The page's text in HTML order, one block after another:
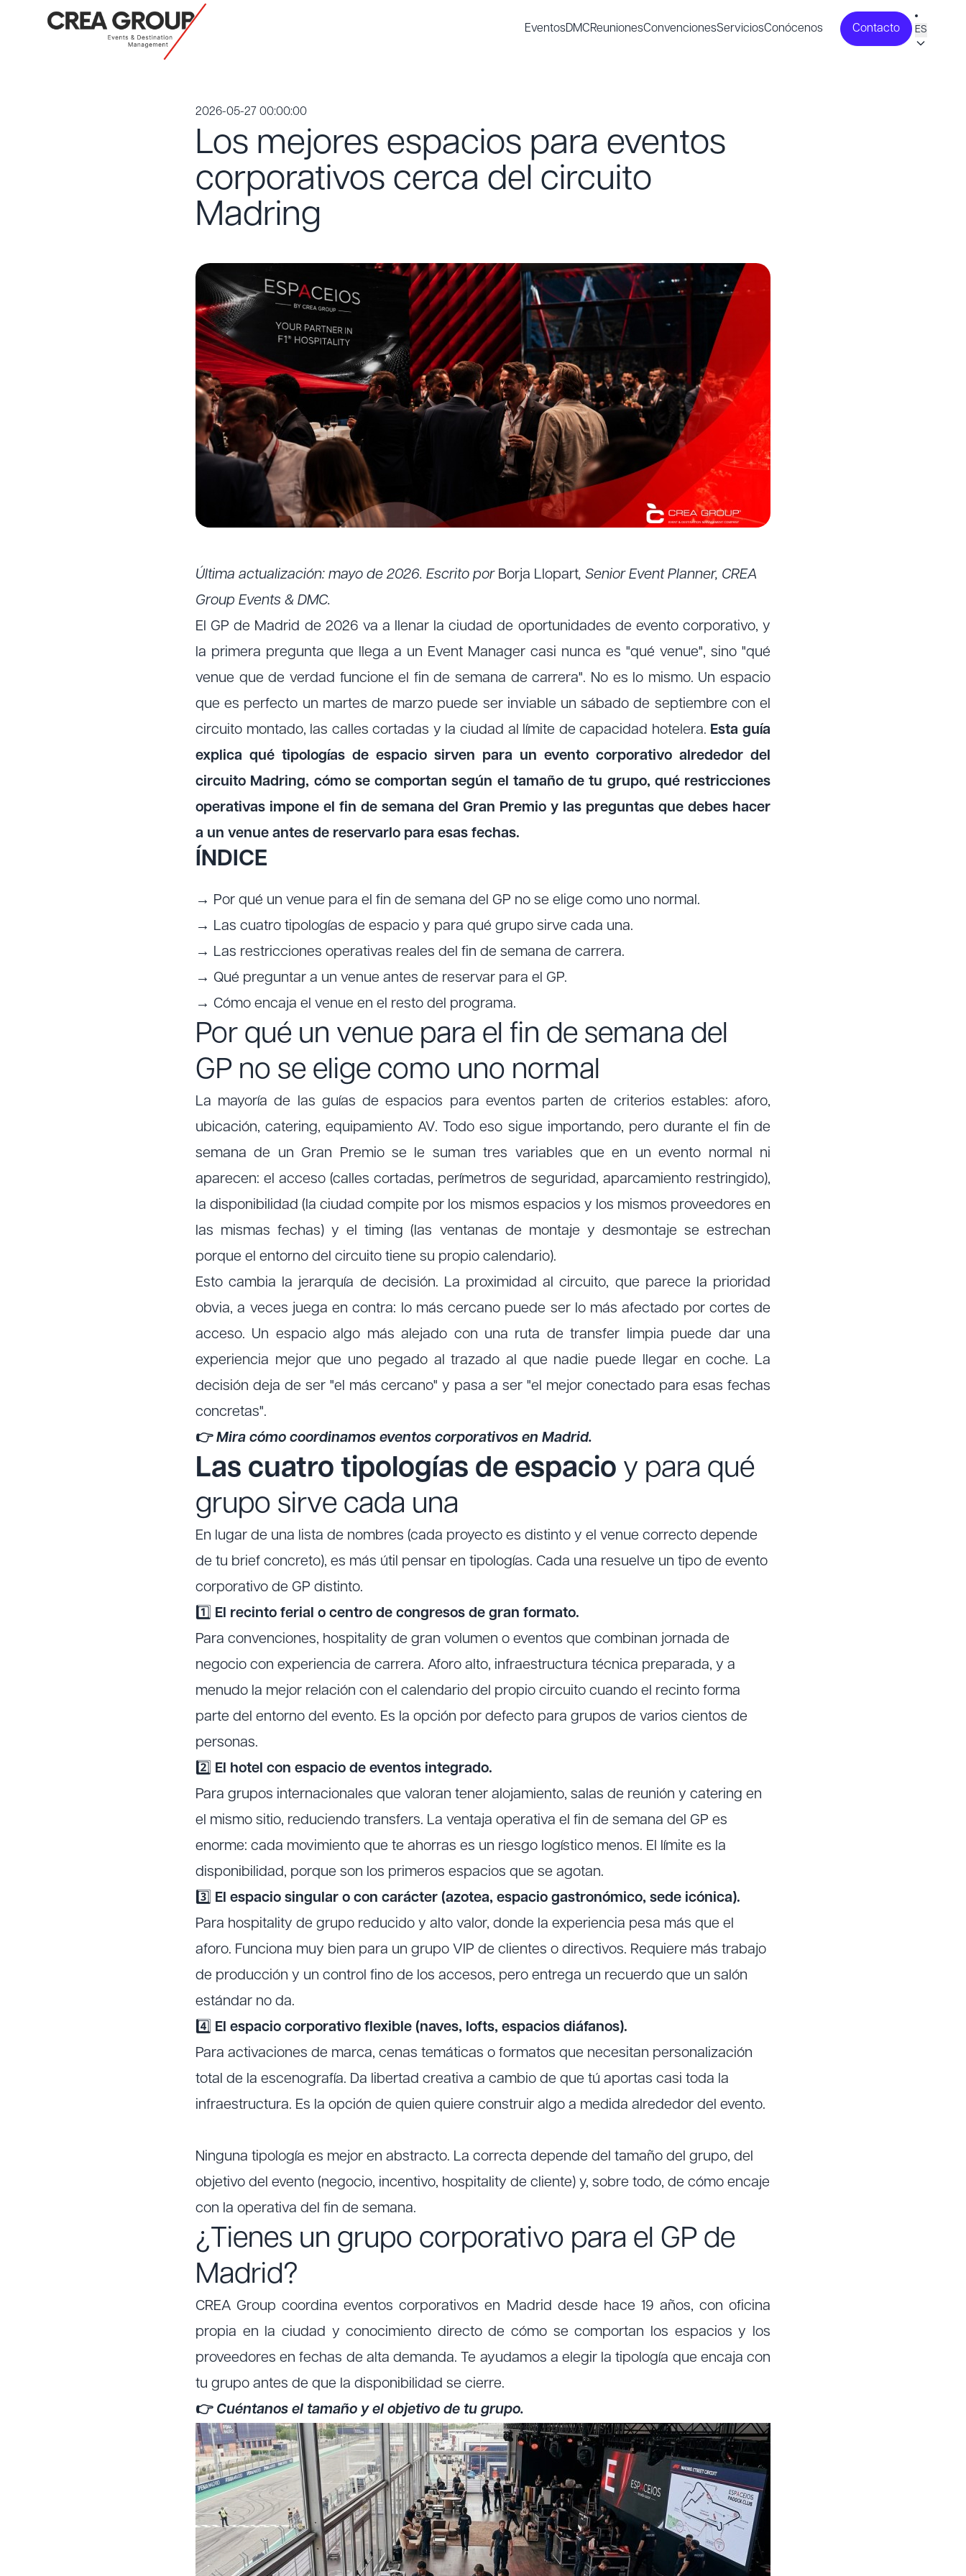
EventosDMCReunionesConvencionesServiciosConócenos Contacto ES
2026-05-27 00:00:00
Los mejores espacios para eventos
corporativos cerca del circuito
Madring
Última actualización: mayo de 2026. Escrito por Borja Llopart, Senior Event Planner, CREA
Group Events & DMC.
El GP de Madrid de 2026 va a llenar la ciudad de oportunidades de evento corporativo, y
la primera pregunta que llega a un Event Manager casi nunca es "qué venue", sino "qué
venue que de verdad funcione el fin de semana de carrera". No es lo mismo. Un espacio
que es perfecto un martes de marzo puede ser inviable un sábado de septiembre con el
circuito montado, las calles cortadas y la ciudad al límite de capacidad hotelera. Esta guía
explica qué tipologías de espacio sirven para un evento corporativo alrededor del
circuito Madring, cómo se comportan según el tamaño de tu grupo, qué restricciones
operativas impone el fin de semana del Gran Premio y las preguntas que debes hacer
a un venue antes de reservarlo para esas fechas.
ÍNDICE
→ Por qué un venue para el fin de semana del GP no se elige como uno normal.
→ Las cuatro tipologías de espacio y para qué grupo sirve cada una.
→ Las restricciones operativas reales del fin de semana de carrera.
→ Qué preguntar a un venue antes de reservar para el GP.
→ Cómo encaja el venue en el resto del programa.
Por qué un venue para el fin de semana del
GP no se elige como uno normal
La mayoría de las guías de espacios para eventos parten de criterios estables: aforo,
ubicación, catering, equipamiento AV. Todo eso sigue importando, pero durante el fin de
semana de un Gran Premio se le suman tres variables que en un evento normal ni
aparecen: el acceso (calles cortadas, perímetros de seguridad, aparcamiento restringido),
la disponibilidad (la ciudad compite por los mismos espacios y los mismos proveedores en
las mismas fechas) y el timing (las ventanas de montaje y desmontaje se estrechan
porque el entorno del circuito tiene su propio calendario).
Esto cambia la jerarquía de decisión. La proximidad al circuito, que parece la prioridad
obvia, a veces juega en contra: lo más cercano puede ser lo más afectado por cortes de
acceso. Un espacio algo más alejado con una ruta de transfer limpia puede dar una
experiencia mejor que uno pegado al trazado al que nadie puede llegar en coche. La
decisión deja de ser "el más cercano" y pasa a ser "el mejor conectado para esas fechas
concretas".
👉 Mira cómo coordinamos eventos corporativos en Madrid.
Las cuatro tipologías de espacio y para qué
grupo sirve cada una
En lugar de una lista de nombres (cada proyecto es distinto y el venue correcto depende
de tu brief concreto), es más útil pensar en tipologías. Cada una resuelve un tipo de evento
corporativo de GP distinto.
1️⃣ El recinto ferial o centro de congresos de gran formato.
Para convenciones, hospitality de gran volumen o eventos que combinan jornada de
negocio con experiencia de carrera. Aforo alto, infraestructura técnica preparada, y a
menudo la mejor relación con el calendario del propio circuito cuando el recinto forma
parte del entorno del evento. Es la opción por defecto para grupos de varios cientos de
personas.
2️⃣ El hotel con espacio de eventos integrado.
Para grupos internacionales que valoran tener alojamiento, salas de reunión y catering en
el mismo sitio, reduciendo transfers. La ventaja operativa el fin de semana del GP es
enorme: cada movimiento que te ahorras es un riesgo logístico menos. El límite es la
disponibilidad, porque son los primeros espacios que se agotan.
3️⃣ El espacio singular o con carácter (azotea, espacio gastronómico, sede icónica).
Para hospitality de grupo reducido y alto valor, donde la experiencia pesa más que el
aforo. Funciona muy bien para un grupo VIP de clientes o directivos. Requiere más trabajo
de producción y un control fino de los accesos, pero entrega un recuerdo que un salón
estándar no da.
4️⃣ El espacio corporativo flexible (naves, lofts, espacios diáfanos).
Para activaciones de marca, cenas temáticas o formatos que necesitan personalización
total de la escenografía. Da libertad creativa a cambio de que tú aportas casi toda la
infraestructura. Es la opción de quien quiere construir algo a medida alrededor del evento.
Ninguna tipología es mejor en abstracto. La correcta depende del tamaño del grupo, del
objetivo del evento (negocio, incentivo, hospitality de cliente) y, sobre todo, de cómo encaje
con la operativa del fin de semana.
¿Tienes un grupo corporativo para el GP de
Madrid?
CREA Group coordina eventos corporativos en Madrid desde hace 19 años, con oficina
propia en la ciudad y conocimiento directo de cómo se comportan los espacios y los
proveedores en fechas de alta demanda. Te ayudamos a elegir la tipología que encaja con
tu grupo antes de que la disponibilidad se cierre.
👉 Cuéntanos el tamaño y el objetivo de tu grupo.